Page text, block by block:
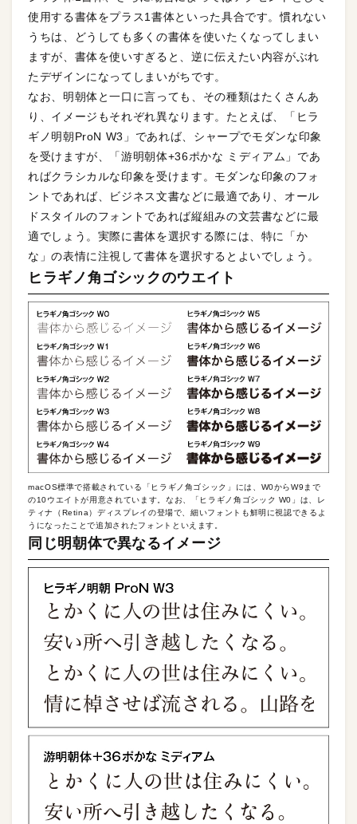
使用する書体をプラス1書体といった具合です。慣れない
うちは、どうしても多くの書体を使いたくなってしまい
ますが、書体を使いすぎると、逆に伝えたい内容がぶれ
たデザインになってしまいがちです。
なお、明朝体と一口に言っても、その種類はたくさんあ
り、イメージもそれぞれ異なります。たとえば、「ヒラ
ギノ明朝ProN W3」であれば、シャープでモダンな印象
を受けますが、「游明朝体+36ポかな ミディアム」であ
ればクラシカルな印象を受けます。モダンな印象のフォ
ントであれば、ビジネス文書などに最適であり、オール
ドスタイルのフォントであれば縦組みの文芸書などに最
適でしょう。実際に書体を選択する際には、特に「か
な」の表情に注視して書体を選択するとよいでしょう。
ヒラギノ角ゴシックのウエイト
macOS標準で搭載されている「ヒラギノ角ゴシック」には、W0からW9まで
の10ウエイトが用意されています。なお、「ヒラギノ角ゴシック W0」は、レ
ティナ（Retina）ディスプレイの登場で、細いフォントも鮮明に視認できるよ
うになったことで追加されたフォントといえます。
同じ明朝体で異なるイメージ